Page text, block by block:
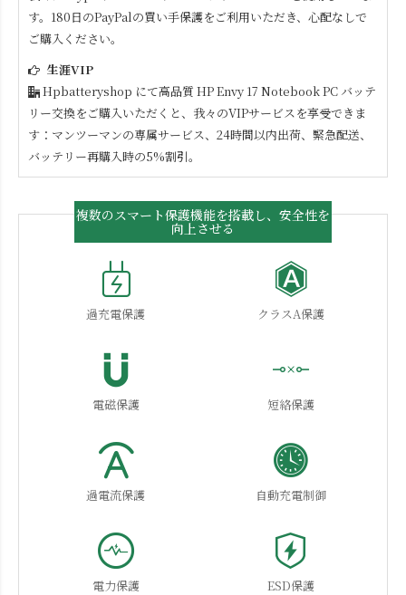
す。180日のPayPalの買い手保護をご利用いただき、心配なしで
ご購入ください。
生涯VIP
Hpbatteryshop にて高品質 HP Envy 17 Notebook PC バッテ
リー交換をご購入いただくと、我々のVIPサービスを享受できま
す：マンツーマンの専属サービス、24時間以内出荷、緊急配送、
バッテリー再購入時の5%割引。
複数のスマート保護機能を搭載し、安全性を
向上させる
過充電保護 クラスA保護
電磁保護 短絡保護
過電流保護 自動充電制御
電力保護 ESD保護